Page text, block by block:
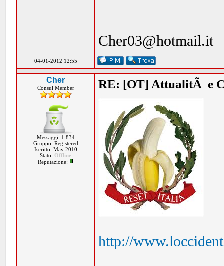
Cher03@hotmail.it
04-01-2012 12:55
Cher
Consul Member
Messaggi: 1.834
Gruppo: Registered
Iscritto: May 2010
Stato: Offline
Reputazione:
RE: [OT] AttualitÃ e
http://